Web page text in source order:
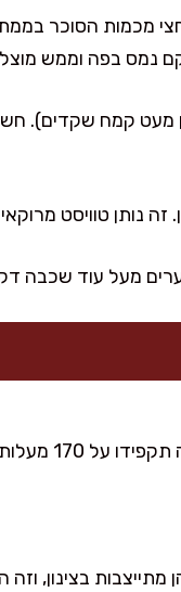
מכמות הסוכר
נמס בפה וממש
חלבון וניל (על חשבון מעט
זה נותן טוויסט
בצינון, וזה